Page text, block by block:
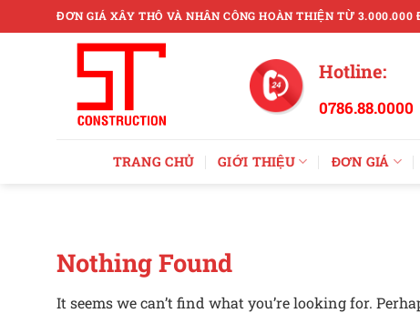
to
ĐƠN GIÁ XÂY THÔ VÀ NHÂN CÔNG HOÀN THIỆN TỪ 3.000.000
Hotline:
0786.88.0000
TRANG CHỦ GIỚI THIỆU ĐƠN GIÁ
Nothing Found
It seems we can’t find what you’re looking for.